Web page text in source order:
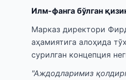
Илм-фанга бўлган
Марказ директори
аҳамиятига алоҳида
сурилган концепция
"Аждодларимиз